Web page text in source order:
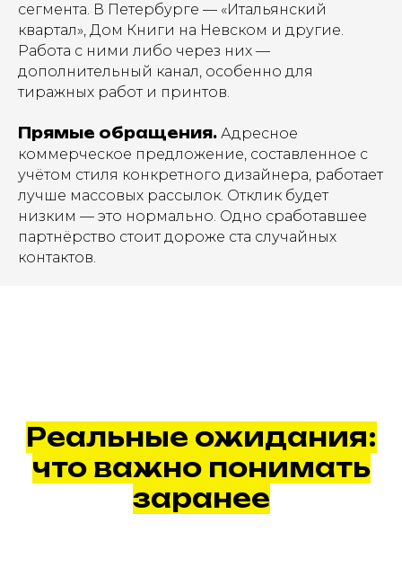
сегмента. В Петербурге — «Итальянский
квартал», Дом Книги на Невском и другие.
Работа с ними либо через них —
дополнительный канал, особенно для
тиражных работ и принтов.
Прямые обращения. Адресное
коммерческое предложение, составленное с
учётом стиля конкретного дизайнера, работает
лучше массовых рассылок. Отклик будет
низким — это нормально. Одно сработавшее
партнёрство стоит дороже ста случайных
контактов.
Реальные ожидания:
что важно понимать
заранее